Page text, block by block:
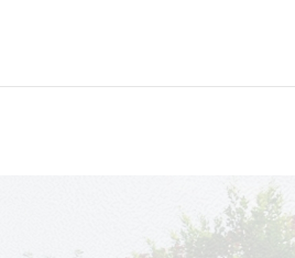
血液净化、急性肝衰竭